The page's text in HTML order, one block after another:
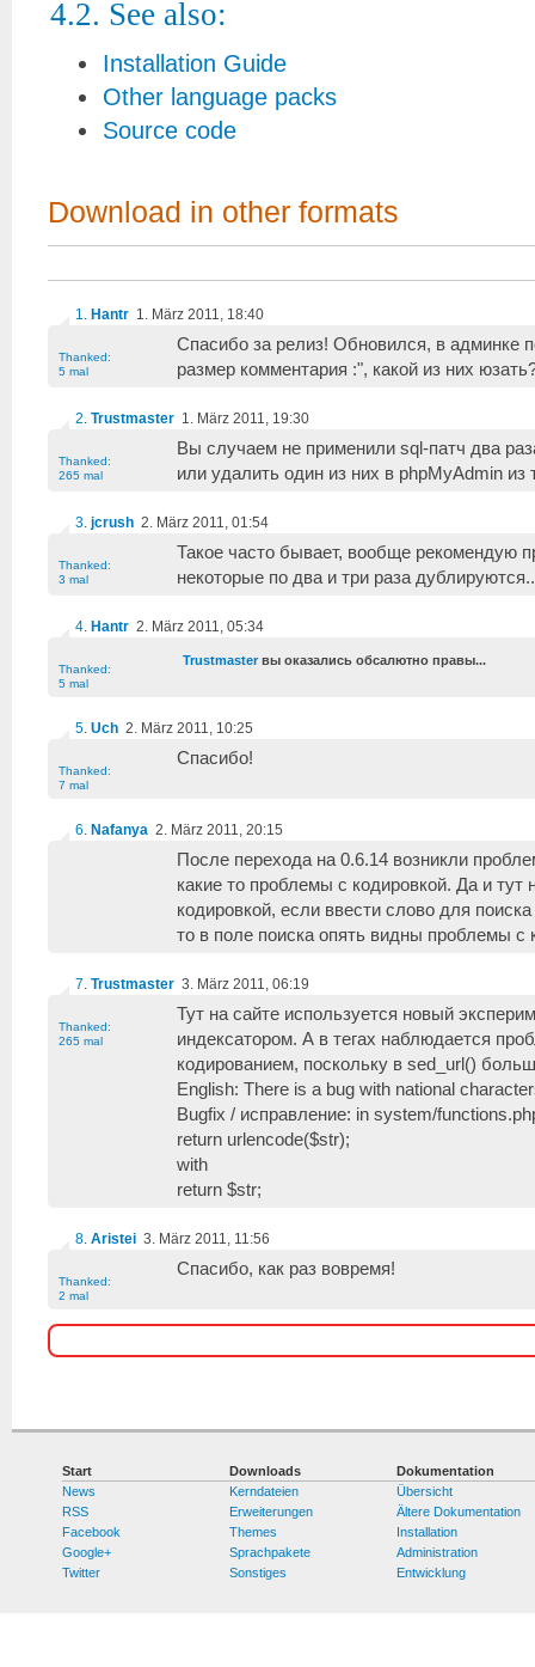
4.2. See also:
Installation Guide
Other language packs
Source code
Download in other formats
1 Hantr 1. März 2011, 18:40
Thanked:
5 mal
Спасибо за релиз! Обновился, в админке
размер комментария :", какой из них
2 Trustmaster 1. März 2011, 19:30
Thanked:
265 mal
Вы случаем не применили sql-патч два
или удалить один из них в phpMyAdmin
3 jcrush 2. März 2011, 01:54
Thanked:
3 mal
Такое часто бывает, вообще рекомендую
некоторые по два и три раза дублируются..
4 Hantr 2. März 2011, 05:34
Thanked:
5 mal
Trustmasterвы оказались обсалютно правы...
5 Uch 2. März 2011, 10:25
Thanked:
7 mal
Спасибо!
6 Nafanya 2. März 2011, 20:15
После перехода на 0.6.14 возникли
какие то проблемы с кодировкой. Да и
кодировкой, если ввести слово для
то в поле поиска опять видны проблемы с
7 Trustmaster 3. März 2011, 06:19
Thanked:
265 mal
Тут на сайте используется новый
индексатором. А в тегах наблюдается
кодированием, поскольку в sed_url()
English: There is a bug with national
Bugfix / исправление: in system/
return urlencode($str);
with
return $str;
8 Aristei 3. März 2011, 11:56
Thanked:
2 mal
Спасибо, как раз вовремя!
Start
News
RSS
Facebook
Google+
Twitter
Downloads
Kerndateien
Erweiterungen
Themes
Sprachpakete
Sonstiges
Dokumentation
Übersicht
Ältere Dokumentation
Installation
Administration
Entwicklung